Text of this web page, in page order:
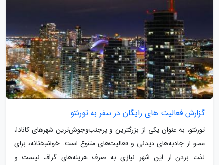
گزارش فعالیت های رایگان در سفر به تورنتو
تورنتو، به عنوان یکی از بزرگترین و پرجنب‌وجوش‌ترین شهرهای کانادا،
مملو از جاذبه‌های دیدنی و فعالیت‌های متنوع است. خوشبختانه، برای
لذت بردن از این شهر نیازی به صرف هزینه‌های گزاف نیست و